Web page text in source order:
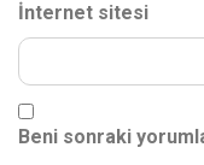
İnternet sitesi
Beni sonraki